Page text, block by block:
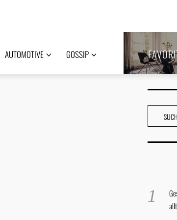
AUTOMOTIVE GOSSIP